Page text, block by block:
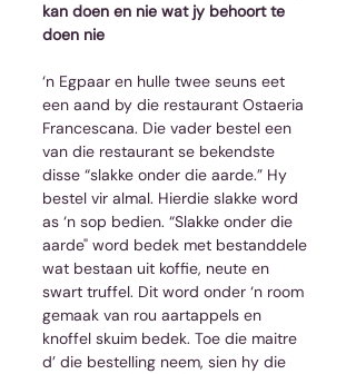
kan doen en nie wat jy behoort te
doen nie
‘n Egpaar en hulle twee seuns eet
een aand by die restaurant Ostaeria
Francescana. Die vader bestel een
van die restaurant se bekendste
disse “slakke onder die aarde.” Hy
bestel vir almal. Hierdie slakke word
as ‘n sop bedien. “Slakke onder die
aarde" word bedek met bestanddele
wat bestaan uit koffie, neute en
swart truffel. Dit word onder ‘n room
gemaak van rou aartappels en
knoffel skuim bedek. Toe die maitre
d’ die bestelling neem, sien hy die